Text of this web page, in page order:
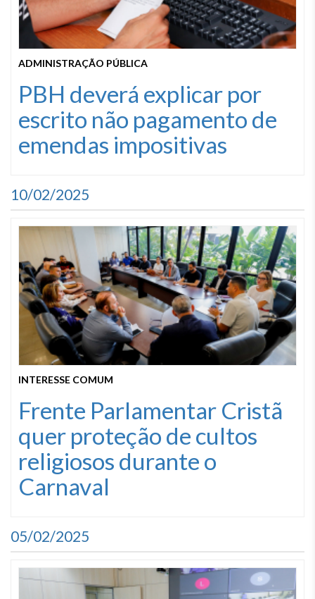
ADMINISTRAÇÃO PÚBLICA
PBH deverá explicar por
escrito não pagamento de
emendas impositivas
10/02/2025
INTERESSE COMUM
Frente Parlamentar Cristã
quer proteção de cultos
religiosos durante o
Carnaval
05/02/2025